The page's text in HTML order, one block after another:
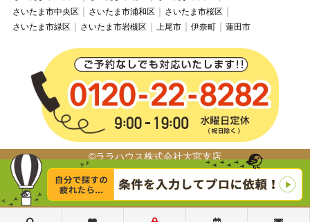
さいたま市中央区
さいたま市浦和区
さいたま市桜区
さいたま市緑区
さいたま市岩槻区 上尾市 伊奈町 蓮田市
©ララハウス株式会社大宮支店